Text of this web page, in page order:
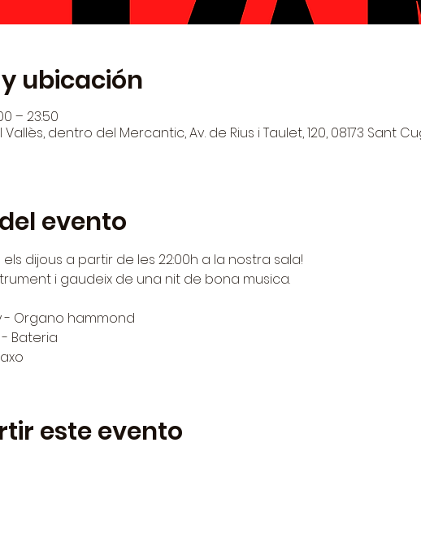
ubicación
– 23:50
dentro del Mercantic, Av. de Rius i Taulet, 120, 08173 Sant
evento
dijous a partir de les 22:00h a la nostra sala!
i gaudeix de una nit de bona musica.
- Organo hammond
Bateria
este evento